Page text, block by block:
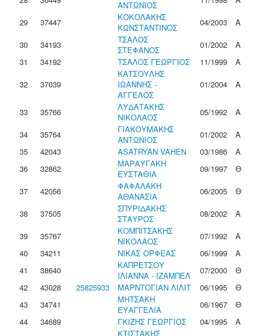
ΑΝΤΩΝΙΟΣ
29
37447
ΚΟΚΟΛΑΚΗΣ
ΚΩΝΣΤΑΝΤΙΝΟΣ
04/2003
Α
30
34193
ΤΣΑΛΟΣ
ΣΤΕΦΑΝΟΣ
01/2002
Α
31
34192 ΤΣΑΛΟΣ ΓΕΩΡΓΙΟΣ 11/1999
Α
32
37039
ΚΑΤΣΟΥΛΗΣ
ΙΩΑΝΝΗΣ -
ΑΓΓΕΛΟΣ
01/2004 Α
33 35766
ΛΥΔΑΤΑΚΗΣ
ΝΙΚΟΛΑΟΣ
05/1992
Α
34
35764
ΓΙΑΚΟΥΜΑΚΗΣ
ΑΝΤΩΝΙΟΣ
01/2002
Α
35
42043 ASATRYAN VAHEN 03/1986
Α
36
32862
ΜΑΡΑΥΓΑΚΗ
ΕΥΣΤΑΘΙΑ
09/1997
Θ
37
42056
ΦΑΦΑΛΑΚΗ
ΑΘΑΝΑΣΙΑ
06/2005
Θ
38
37505
ΣΠΥΡΙΔΑΚΗΣ
ΣΤΑΥΡΟΣ
08/2002
Α
39
35767
ΚΟΜΠΙΤΣΑΚΗΣ
ΝΙΚΟΛΑΟΣ
07/1992
Α
40
34211 ΝΙΚΑΣ ΟΡΦΕΑΣ 06/1999
Α
41
38640
ΚΑΠΡΕΤΣΟΥ
ΙΛΙΑΝΝΑ - ΙΖΑΜΠΕΛ
07/2000
Θ
42
43028 25825933 ΜΑΡΝΤΟΓΙΑΝ ΛΙΛΙΤ 06/1995
Θ
43
34741
ΜΗΤΣΑΚΗ
ΕΥΑΓΓΕΛΙΑ
06/1967
Θ
44
34689 ΓΚΙΖΗΣ ΓΕΩΡΓΙΟΣ 04/1995
Α
ΚΤΙΣΤΑΚΗΣ